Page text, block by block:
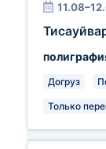
Догруз
Только